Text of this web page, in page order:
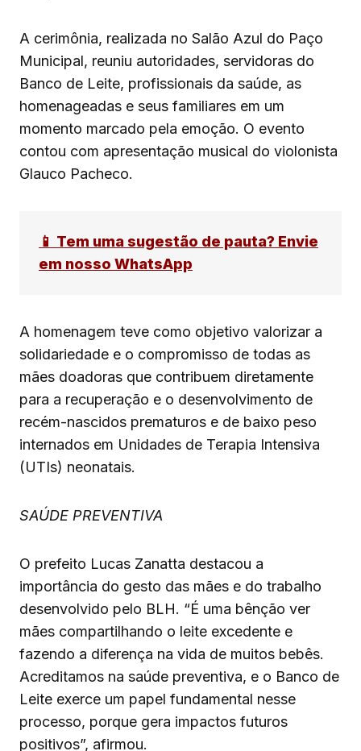
A cerimônia, realizada no Salão Azul do Paço
Municipal, reuniu autoridades, servidoras do
Banco de Leite, profissionais da saúde, as
homenageadas e seus familiares em um
momento marcado pela emoção. O evento
contou com apresentação musical do violonista
Glauco Pacheco.
📱 Tem uma sugestão de pauta? Envie
em nosso WhatsApp
A homenagem teve como objetivo valorizar a
solidariedade e o compromisso de todas as
mães doadoras que contribuem diretamente
para a recuperação e o desenvolvimento de
recém-nascidos prematuros e de baixo peso
internados em Unidades de Terapia Intensiva
(UTIs) neonatais.
SAÚDE PREVENTIVA
O prefeito Lucas Zanatta destacou a
importância do gesto das mães e do trabalho
desenvolvido pelo BLH. “É uma bênção ver
mães compartilhando o leite excedente e
fazendo a diferença na vida de muitos bebês.
Acreditamos na saúde preventiva, e o Banco de
Leite exerce um papel fundamental nesse
processo, porque gera impactos futuros
positivos”, afirmou.